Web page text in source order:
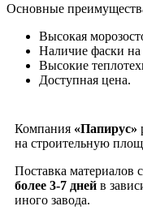
Основные
Высокая
Наличие фаски
Высокие
Доступная цена.
Компания «Папирус»
на строительную
Поставка материалов
более 3-7 дней в
иного завода.